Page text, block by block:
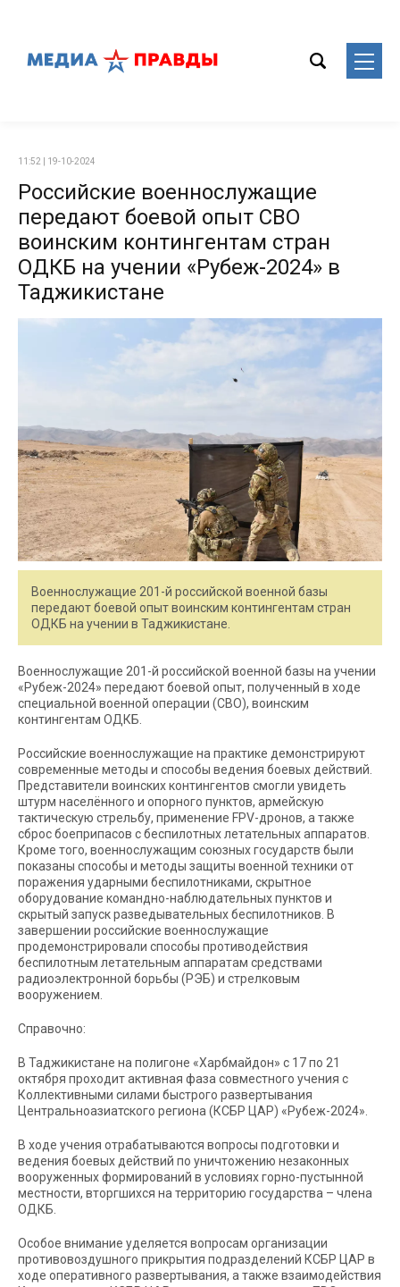
11:52 | 19-10-2024
Российские военнослужащие
передают боевой опыт СВО
воинским контингентам стран
ОДКБ на учении «Рубеж-2024» в
Таджикистане
Военнослужащие 201-й российской военной базы
передают боевой опыт воинским контингентам стран
ОДКБ на учении в Таджикистане.
Военнослужащие 201-й российской военной базы на учении
«Рубеж-2024» передают боевой опыт, полученный в ходе
специальной военной операции (СВО), воинским
контингентам ОДКБ.
Российские военнослужащие на практике демонстрируют
современные методы и способы ведения боевых действий.
Представители воинских контингентов смогли увидеть
штурм населённого и опорного пунктов, армейскую
тактическую стрельбу, применение FPV-дронов, а также
сброс боеприпасов с беспилотных летательных аппаратов.
Кроме того, военнослужащим союзных государств были
показаны способы и методы защиты военной техники от
поражения ударными беспилотниками, скрытное
оборудование командно-наблюдательных пунктов и
скрытый запуск разведывательных беспилотников. В
завершении российские военнослужащие
продемонстрировали способы противодействия
беспилотным летательным аппаратам средствами
радиоэлектронной борьбы (РЭБ) и стрелковым
вооружением.
Справочно:
В Таджикистане на полигоне «Харбмайдон» с 17 по 21
октября проходит активная фаза совместного учения с
Коллективными силами быстрого развертывания
Центральноазиатского региона (КСБР ЦАР) «Рубеж-2024».
В ходе учения отрабатываются вопросы подготовки и
ведения боевых действий по уничтожению незаконных
вооруженных формирований в условиях горно-пустынной
местности, вторгшихся на территорию государства – члена
ОДКБ.
Особое внимание уделяется вопросам организации
противовоздушного прикрытия подразделений КСБР ЦАР в
ходе оперативного развертывания, а также взаимодействия